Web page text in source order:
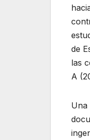
de
las
A